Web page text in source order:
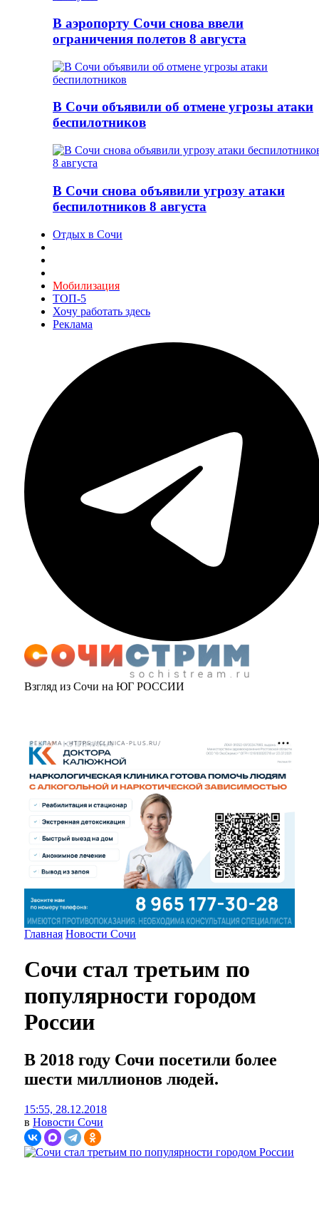
В аэропорту Сочи снова ввели
ограничения полетов 8 августа
В Сочи объявили об отмене угрозы атаки
беспилотников
В Сочи снова объявили угрозу атаки
беспилотников 8 августа
Отдых в Сочи
Мобилизация
ТОП-5
Хочу работать здесь
Реклама
Взгляд из Сочи на ЮГ РОССИИ
РЕКЛАМА • HTTPS://CLINICA-PLUS.RU/
Главная Новости Сочи
Сочи стал третьим по
популярности городом
России
В 2018 году Сочи посетили более
шести миллионов людей.
15:55, 28.12.2018
в Новости Сочи